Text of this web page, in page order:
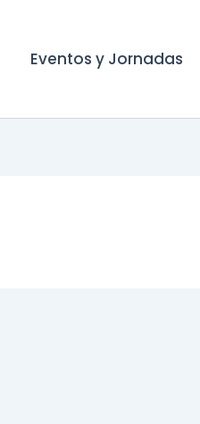
Eventos y Jornadas